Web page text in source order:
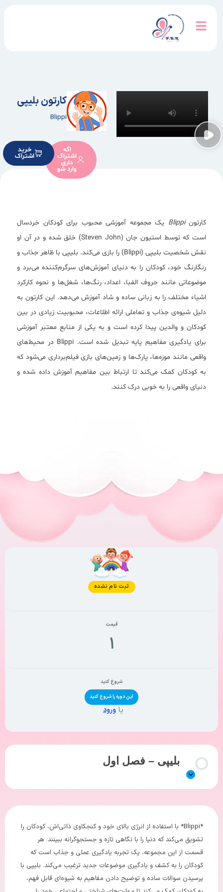
کارتون بلیپی
Blippi
اگه
اشتراک
داری
وارد شو
خرید
اشتراک
کارتونBlippiیک مجموعه آموزشی محبوب برای کودکان خردسال
است که توسط استیون جان (Steven John) خلق شده و در آن او
نقش شخصیت بلیپی (Blippi) را بازی می‌کند. بلیپی با ظاهر جذاب و
رنگارنگ خود، کودکان را به دنیای آموزش‌های سرگرم‌کننده می‌برد و
موضوعاتی مانند حروف الفبا، اعداد، رنگ‌ها، شغل‌ها و نحوه کارکرد
اشیاء مختلف را به زبانی ساده و شاد آموزش می‌دهد. این کارتون به
دلیل شیوه‌ی جذاب و تعاملی ارائه اطلاعات، محبوبیت زیادی در بین
کودکان و والدین پیدا کرده است و به یکی از منابع معتبر آموزشی
برای یادگیری مفاهیم پایه تبدیل شده است. Blippi در محیط‌های
واقعی مانند موزه‌ها، پارک‌ها و زمین‌های بازی فیلم‌برداری می‌شود که
به کودکان کمک می‌کند تا ارتباط بین مفاهیم آموزش داده شده و
دنیای واقعی را به خوبی درک کنند.
وضعیت فعلی
ثبت نام نشده
قیمت
۱
شروع کنید
این دوره را شروع کنید
یا ورود
بلیپی – فصل اول
*Blippi* با استفاده از انرژی بالای خود و کنجکاوی ذاتی‌اش، کودکان را
تشویق می‌کند که دنیا را با نگاهی تازه و جستجوگرانه ببینند. هر
قسمت از این مجموعه، یک تجربه یادگیری عملی و جذاب است که
کودکان را به کشف و یادگیری موضوعات جدید ترغیب می‌کند. بلیپی با
پرسیدن سوالات ساده و توضیح دادن مفاهیم به شیوه‌ای قابل فهم،